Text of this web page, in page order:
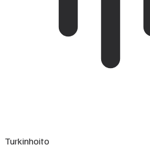
Turkinhoito